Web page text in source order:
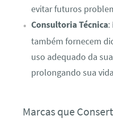
evitar futuros
Consultoria Técnica:
também fornecem
uso adequado da
prolongando sua
Marcas que